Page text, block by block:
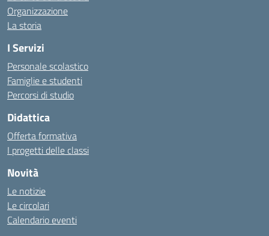
Organizzazione
La storia
I Servizi
Personale scolastico
Famiglie e studenti
Percorsi di studio
Didattica
Offerta formativa
I progetti delle classi
Novità
Le notizie
Le circolari
Calendario eventi